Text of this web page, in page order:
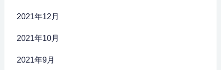
2021年12月
2021年10月
2021年9月